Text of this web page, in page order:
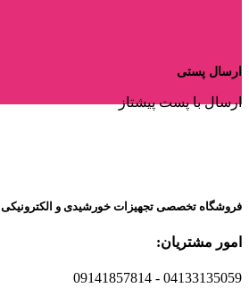
ارسال پستی
ارسال با پست پیشتاز
فروشگاه تخصصی تجهیزات خورشیدی و الکترونیکی
امور مشتریان:
- 04133135059
09141857814